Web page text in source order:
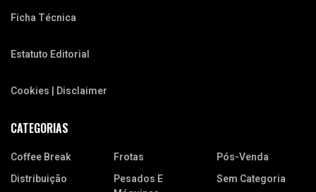
Ficha Técnica
Estatuto Editorial
Cookies | Disclaimer
CATEGORIAS
Coffee Break
Distribuição
Frotas
Pesados E
Pós-Venda
Sem Categoria